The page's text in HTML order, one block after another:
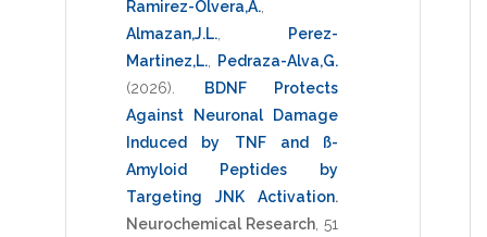
Ramirez-Olvera,A.
Almazan,J.L.
Perez-
Martinez,L.
Pedraza-Alva,G.
(2026)
BDNF Protects
Against Neuronal Damage
Induced by TNF and ß-
Amyloid Peptides by
Targeting JNK Activation.
Neurochemical Research 51